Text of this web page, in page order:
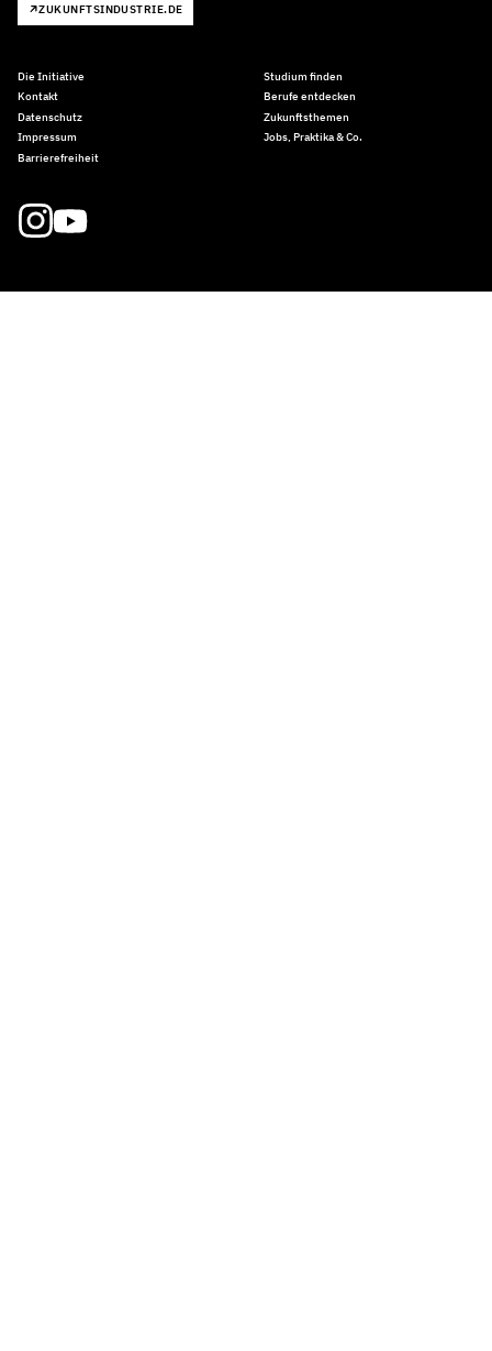
ZUKUNFTSINDUSTRIE.DE
Die Initiative
Kontakt
Datenschutz
Impressum
Barrierefreiheit
Studium finden
Berufe entdecken
Zukunftsthemen
Jobs, Praktika & Co.